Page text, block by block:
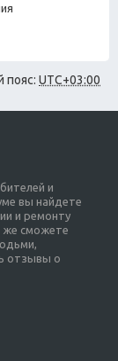
пояс: UTC+03:00
и
вы найдете
и ремонту
же сможете
отзывы о